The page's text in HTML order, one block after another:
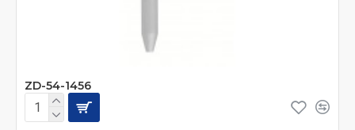
ZD-54-1456